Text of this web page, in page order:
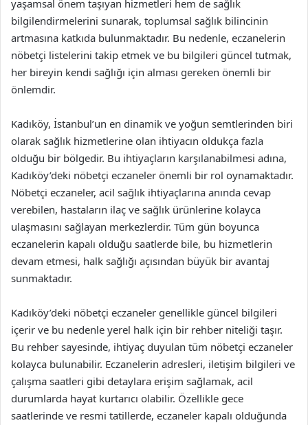
yaşamsal önem taşıyan hizmetleri hem de sağlık
bilgilendirmelerini sunarak, toplumsal sağlık bilincinin
artmasına katkıda bulunmaktadır. Bu nedenle, eczanelerin
nöbetçi listelerini takip etmek ve bu bilgileri güncel tutmak,
her bireyin kendi sağlığı için alması gereken önemli bir
önlemdir.
Kadıköy, İstanbul’un en dinamik ve yoğun semtlerinden biri
olarak sağlık hizmetlerine olan ihtiyacın oldukça fazla
olduğu bir bölgedir. Bu ihtiyaçların karşılanabilmesi adına,
Kadıköy’deki nöbetçi eczaneler önemli bir rol oynamaktadır.
Nöbetçi eczaneler, acil sağlık ihtiyaçlarına anında cevap
verebilen, hastaların ilaç ve sağlık ürünlerine kolayca
ulaşmasını sağlayan merkezlerdir. Tüm gün boyunca
eczanelerin kapalı olduğu saatlerde bile, bu hizmetlerin
devam etmesi, halk sağlığı açısından büyük bir avantaj
sunmaktadır.
Kadıköy’deki nöbetçi eczaneler genellikle güncel bilgileri
içerir ve bu nedenle yerel halk için bir rehber niteliği taşır.
Bu rehber sayesinde, ihtiyaç duyulan tüm nöbetçi eczaneler
kolayca bulunabilir. Eczanelerin adresleri, iletişim bilgileri ve
çalışma saatleri gibi detaylara erişim sağlamak, acil
durumlarda hayat kurtarıcı olabilir. Özellikle gece
saatlerinde ve resmi tatillerde, eczaneler kapalı olduğunda